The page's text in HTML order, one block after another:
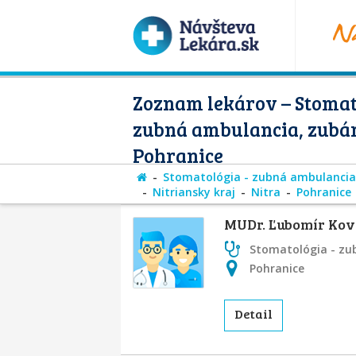
Zoznam lekárov –
zubná ambulancia,
Pohranice
Stomatológia - zubná
Nitriansky kraj
Nitra Pohranice
MUDr. Ľubomír
Stomatológia -
Pohranice
Detail